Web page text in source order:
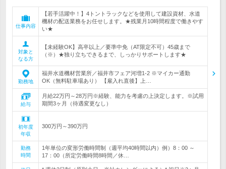
仕事内容
【若手活躍中！】4トントラックなどを使用して建設資材、水道
機材の配送業務をお任せします。★残業月10時間程度で働きやす
い★
対象と
なる方
【未経験OK】高卒以上／要準中免（AT限定不可）45歳まで
（※）★独り立ちできるまで、しっかりサポートします★
勤務地
福井水道機材営業所／福井市フェア河増1-2 ※マイカー通勤
OK（無料駐車場あり） 【雇入れ直後】上…
給与
月給22万円～28万円※経験、能力を考慮の上決定します。※試用
期間3ヶ月（待遇変更なし）
初年度
年収
300万円～390万円
勤務
時間
1年単位の変形労働時間制（週平均40時間以内）例）8：00 ～
17：00（所定労働時間8時間／休…